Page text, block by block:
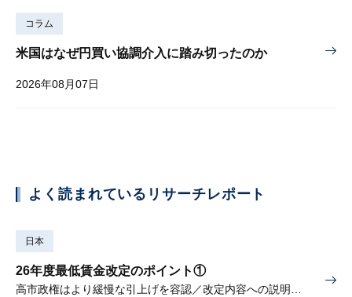
コラム
米国はなぜ円買い協調介入に踏み切ったのか
2026年08月07日
よく読まれているリサーチレポート
日本
26年度最低賃金改定のポイント①